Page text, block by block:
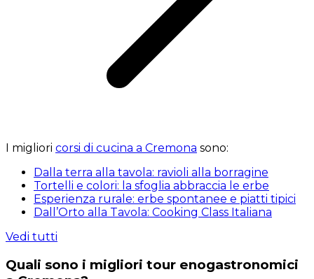
I migliori corsi di cucina a Cremona sono:
Dalla terra alla tavola: ravioli alla borragine
Tortelli e colori: la sfoglia abbraccia le erbe
Esperienza rurale: erbe spontanee e piatti tipici
Dall’Orto alla Tavola: Cooking Class Italiana
Vedi tutti
Quali sono i migliori tour enogastronomici